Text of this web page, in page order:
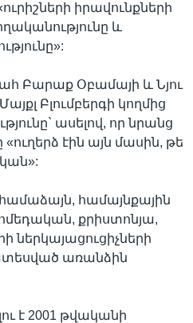
իրավունքների
և
Բարաք Օբամայի և Նյու
Բլումբերգի կողմից
ասելով, որ նրանց
էին այն մասին, թե
համաձայն, համայնքային
քրիստոնյա,
ներկայացուցիչների
առանձին
է 2001 թվականի